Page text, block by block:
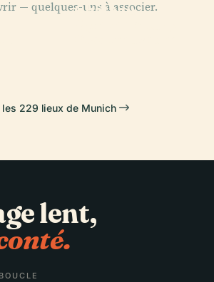
— quelques-uns à associer.
Château
PLACE
les 229 lieux de Munich
lent,